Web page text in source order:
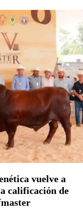
vuelve a
calificación de